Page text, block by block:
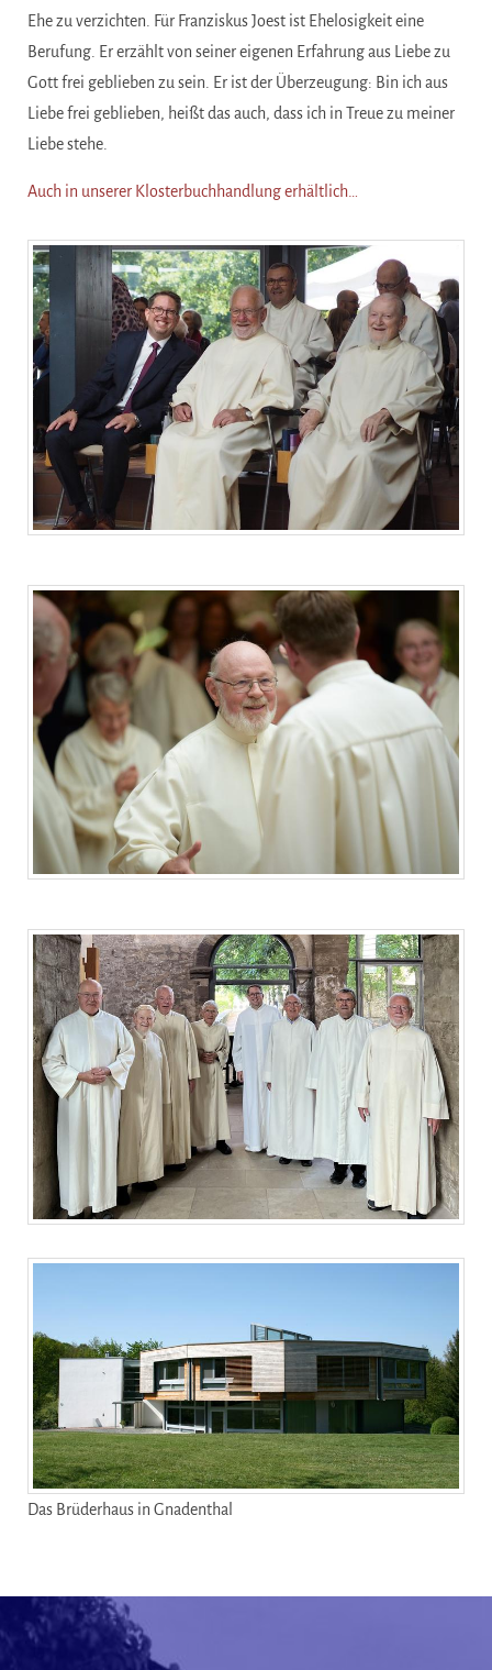
Ehe zu verzichten. Für Franziskus Joest ist Ehelosigkeit eine
Berufung. Er erzählt von seiner eigenen Erfahrung aus Liebe zu
Gott frei geblieben zu sein. Er ist der Überzeugung: Bin ich aus
Liebe frei geblieben, heißt das auch, dass ich in Treue zu meiner
Liebe stehe.
Auch in unserer Klosterbuchhandlung erhältlich…
Das Brüderhaus in Gnadenthal